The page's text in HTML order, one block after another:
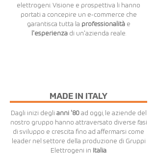
elettrogeni. Visione e prospettiva li hanno
portati a concepire un e-commerce che
garantisca tutta la professionalitàe
l'esperienzadi un'azienda reale.
MADE IN ITALY
Dagli inizi degli anni '80ad oggi, le aziende del
nostro gruppo hanno attraversato diverse fasi
di sviluppo e crescita fino ad affermarsi come
leader nel settore della produzione di Gruppi
Elettrogeni in
Italia.